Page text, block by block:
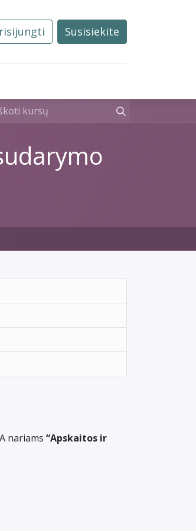
Susisiekite
nariams “Apskaitos ir